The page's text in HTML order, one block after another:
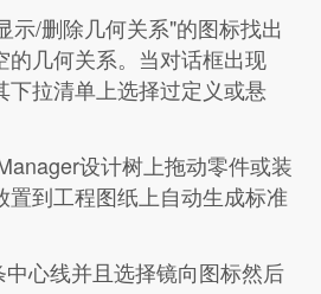
示/删除几何关系"的图标找出
的几何关系。当对话框出现
下拉清单上选择过定义或悬
设计树上拖动零件或装
置到工程图纸上自动生成标准
心线并且选择镜向图标然后